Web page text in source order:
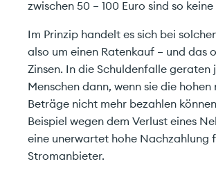
zwischen 50 – 100 Euro sind so
Im Prinzip handelt es sich bei
also um einen Ratenkauf – und das
Zinsen. In die Schuldenfalle geraten
Menschen dann, wenn sie die
Beträge nicht mehr bezahlen
Beispiel wegen dem Verlust eines
eine unerwartet hohe Nachzahlung
Stromanbieter.